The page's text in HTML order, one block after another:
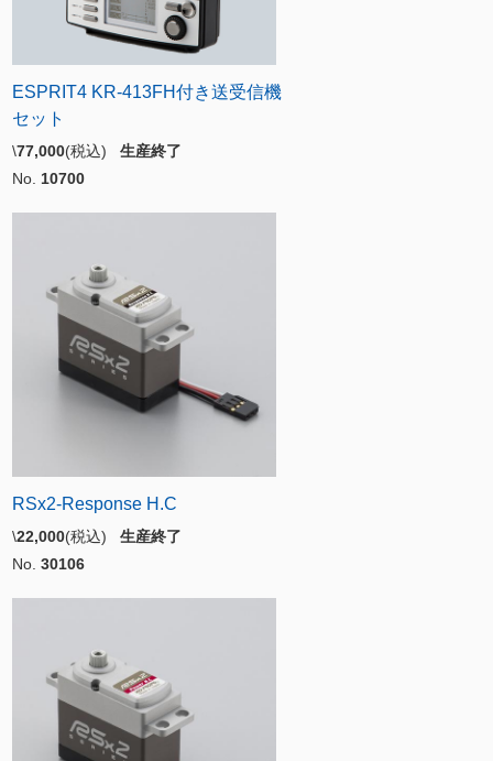
ESPRIT4 KR-413FH付き送受信機
セット
\77,000(税込) 生産終了
No. 10700
RSx2-Response H.C
\22,000(税込) 生産終了
No. 30106